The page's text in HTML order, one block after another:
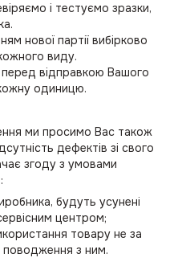
і тестуємо зразки,
нової партії вибірково
виду.
відправкою Вашого
одиницю.
ми просимо Вас також
дефектів зі свого
згоду з умовами
будуть усунені
центром;
товару не за
поводження з ним.